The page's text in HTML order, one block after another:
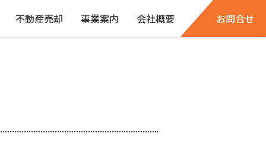
不動産売却 事業案内 会社概要 お問合せ